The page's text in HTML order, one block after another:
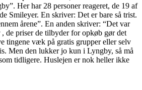
Her har 28 personer reageret, de 19 af
Smileyer. En skriver: Det er bare så trist.
årene”. En anden skriver: “Det var
, de priser de tilbyder for opkøb gør det
tingene væk på gratis grupper eller selv
Men den lukker jo kun i Lyngby, så må
tidligere. Huslejen er nok heller ikke